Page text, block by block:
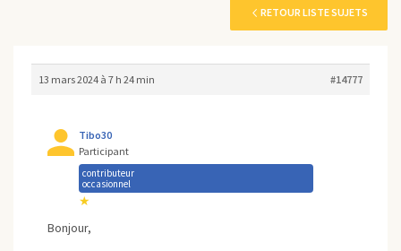
RETOUR LISTE SUJETS
13 mars 2024 à 7 h 24 min #14777
Tibo30
Participant
contributeur
occasionnel
★
Bonjour,